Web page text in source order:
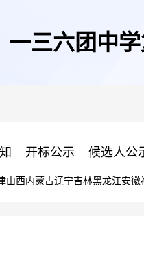
一三六团中
开标公示 候选人公
山西内蒙古辽宁吉林黑龙江安徽